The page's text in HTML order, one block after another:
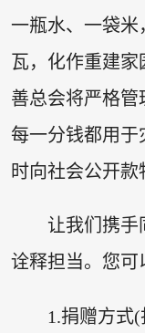
一瓶水、一袋米
瓦，化作重建
善总会将严格
每一分钱都用于
时向社会公开款
让我们携手
诠释担当。您可
1.捐赠方式(